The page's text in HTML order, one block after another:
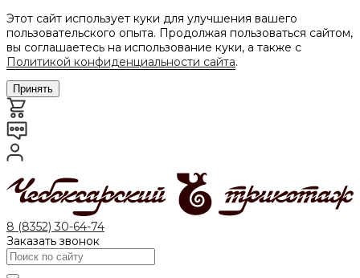
Этот сайт использует куки для улучшения вашего
пользовательского опыта. Продолжая пользоваться сайтом,
вы соглашаетесь на использование куки, а также с
Политикой конфиденциальности сайта.
Принять
8 (8352) 30-64-74
Заказать звонок